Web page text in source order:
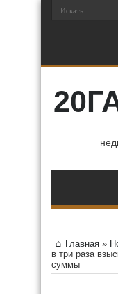
Главная »
в три раза
суммы